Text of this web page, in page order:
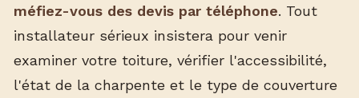
méfiez-vous des devis par téléphone. Tout
installateur sérieux insistera pour venir
examiner votre toiture, vérifier l'accessibilité,
l'état de la charpente et le type de couverture